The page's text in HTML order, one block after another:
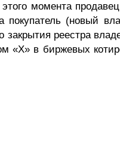
момента
(новый
реестра
«Х» в биржевых